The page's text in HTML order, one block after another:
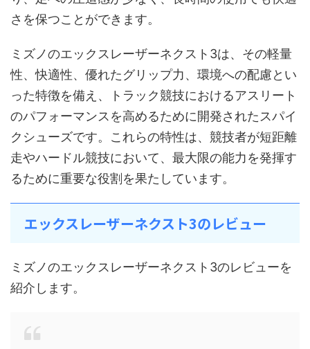
さを保つことができます。
ミズノのエックスレーザーネクスト3は、その軽量
性、快適性、優れたグリップ力、環境への配慮とい
った特徴を備え、トラック競技におけるアスリート
のパフォーマンスを高めるために開発されたスパイ
クシューズです。これらの特性は、競技者が短距離
走やハードル競技において、最大限の能力を発揮す
るために重要な役割を果たしています。
エックスレーザーネクスト3のレビュー
ミズノのエックスレーザーネクスト3のレビューを
紹介します。